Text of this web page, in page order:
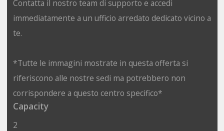
Contatta il nostro team di supporto e accedi
immediatamente a un ufficio arredato dedicato vicino a
te.
*Tutte le immagini mostrate in questa offerta si
riferiscono alle nostre sedi ma potrebbero non
corrispondere a questo centro specifico*
Capacity
2